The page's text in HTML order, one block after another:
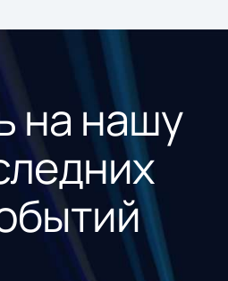
на нашу